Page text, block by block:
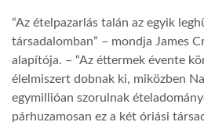
“Az ételpazarlás talán az egyik
társadalomban” – mondja James
alapítója. – “Az éttermek évente
élelmiszert dobnak ki, miközben
egymillióan szorulnak
párhuzamosan ez a két óriási